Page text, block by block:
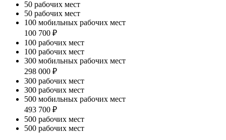
50 рабочих мест
50 рабочих мест
100 мобильных рабочих мест
100 700 ₽
100 рабочих мест
100 рабочих мест
300 мобильных рабочих мест
298 000 ₽
300 рабочих мест
300 рабочих мест
500 мобильных рабочих мест
493 700 ₽
500 рабочих мест
500 рабочих мест